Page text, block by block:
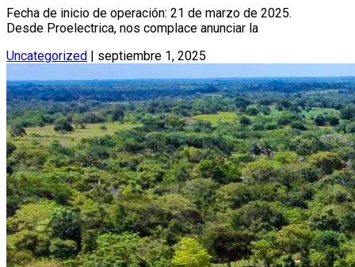
Fecha de inicio de operación: 21 de marzo de 2025.
Desde Proelectrica, nos complace anunciar la
Uncategorized | septiembre 1, 2025